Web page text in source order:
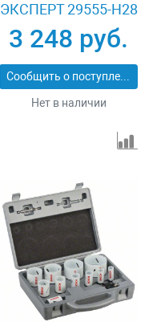
ЭКСПЕРТ 29555-H28
3 248 руб.
Сообщить о поступлении
Нет в наличии